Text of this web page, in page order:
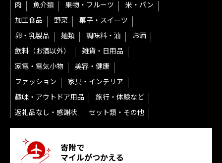
肉 魚介類 果物・フルーツ
米・パン
加工食品
野菜
菓子・スイーツ
卵・乳製品
麺類 調味料・油
お酒
飲料（お酒以外）
雑貨・日用品
家電・電気小物
美容・健康
ファッション
家具・インテリア
趣味・アウトドア用品
旅行・体験など
返礼品なし・感謝状
セット類・その他
寄附で
マイルがつかえる